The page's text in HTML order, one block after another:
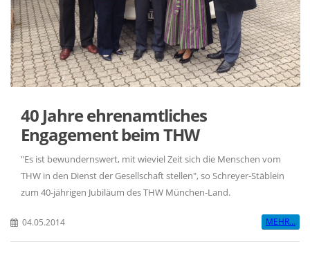
40 Jahre ehrenamtliches
Engagement beim THW
"Es ist bewundernswert, mit wieviel Zeit sich die Menschen vom
THW in den Dienst der Gesellschaft stellen", so Schreyer-Stäblein
zum 40-jährigen Jubiläum des THW München-Land.
04.05.2014 MEHR...